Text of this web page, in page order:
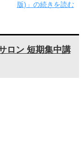
版)」の続きを読む
ロン 短期集中講